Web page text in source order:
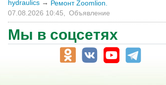
hydraulics → Ремонт Zoomlion.
07.08.2026 10:45, Объявление
Мы в соцсетях